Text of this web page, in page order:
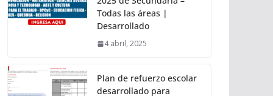
Todas las áreas |
Desarrollado
4 abril, 2025
Plan de refuerzo escolar
desarrollado para